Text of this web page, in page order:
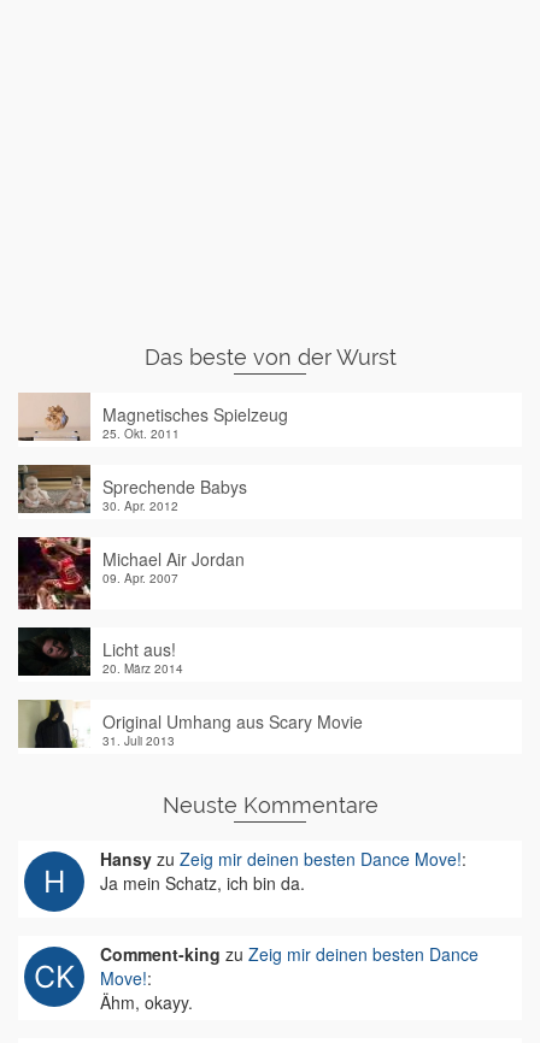
Das beste von der Wurst
Magnetisches Spielzeug
25. Okt. 2011
Sprechende Babys
30. Apr. 2012
Michael Air Jordan
09. Apr. 2007
Licht aus!
20. März 2014
Original Umhang aus Scary Movie
31. Juli 2013
Neuste Kommentare
Hansy zu Zeig mir deinen besten Dance Move!:
Ja mein Schatz, ich bin da.
Comment-king zu Zeig mir deinen besten Dance
Move!:
Ähm, okayy.